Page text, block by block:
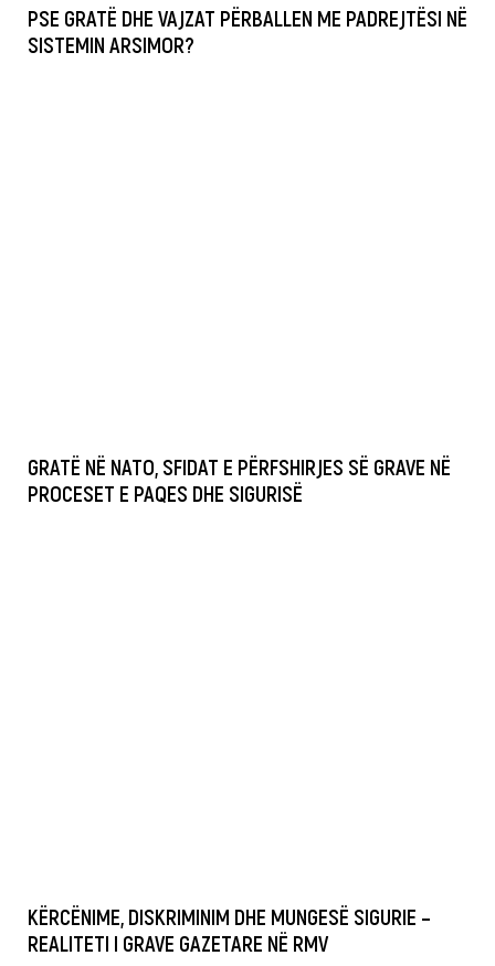
PSE GRATË DHE VAJZAT PËRBALLEN ME PADREJTËSI NË
SISTEMIN ARSIMOR?
GRATË NË NATO, SFIDAT E PËRFSHIRJES SË GRAVE NË
PROCESET E PAQES DHE SIGURISË
KËRCËNIME, DISKRIMINIM DHE MUNGESË SIGURIE –
REALITETI I GRAVE GAZETARE NË RMV